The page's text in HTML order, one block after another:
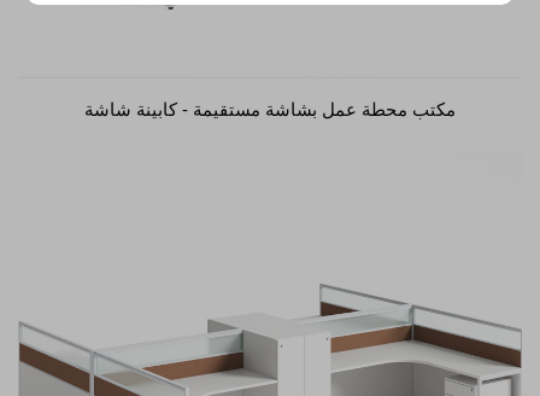
مكتب محطة عمل بشاشة مستقيمة - كابينة شاشة